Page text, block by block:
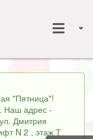
"Пятница"!
Наш адрес -
Дмитрия
N 2 , этаж Т